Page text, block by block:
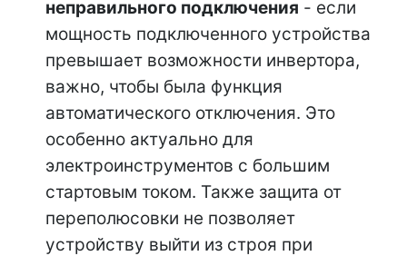
неправильного подключения - если
мощность подключенного устройства
превышает возможности инвертора,
важно, чтобы была функция
автоматического отключения. Это
особенно актуально для
электроинструментов с большим
стартовым током. Также защита от
переполюсовки не позволяет
устройству выйти из строя при